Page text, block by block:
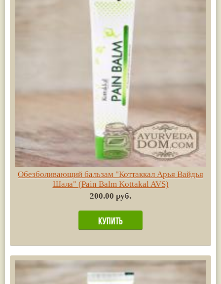
Обезболивающий бальзам "Коттаккал Арья Вайдья
Шала" (Pain Balm Kottakal AVS)
200.00 руб.